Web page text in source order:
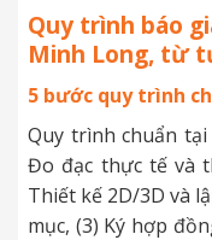
Quy trình báo
Minh Long, từ
5 bước quy trình
Quy trình chuẩn tại
Đo đạc thực tế và
Thiết kế 2D/3D và
mục, (3) Ký hợp